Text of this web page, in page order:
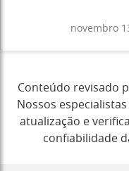
novembro
Conteúdo revisado
Nossos
atualização e
confiabilidade